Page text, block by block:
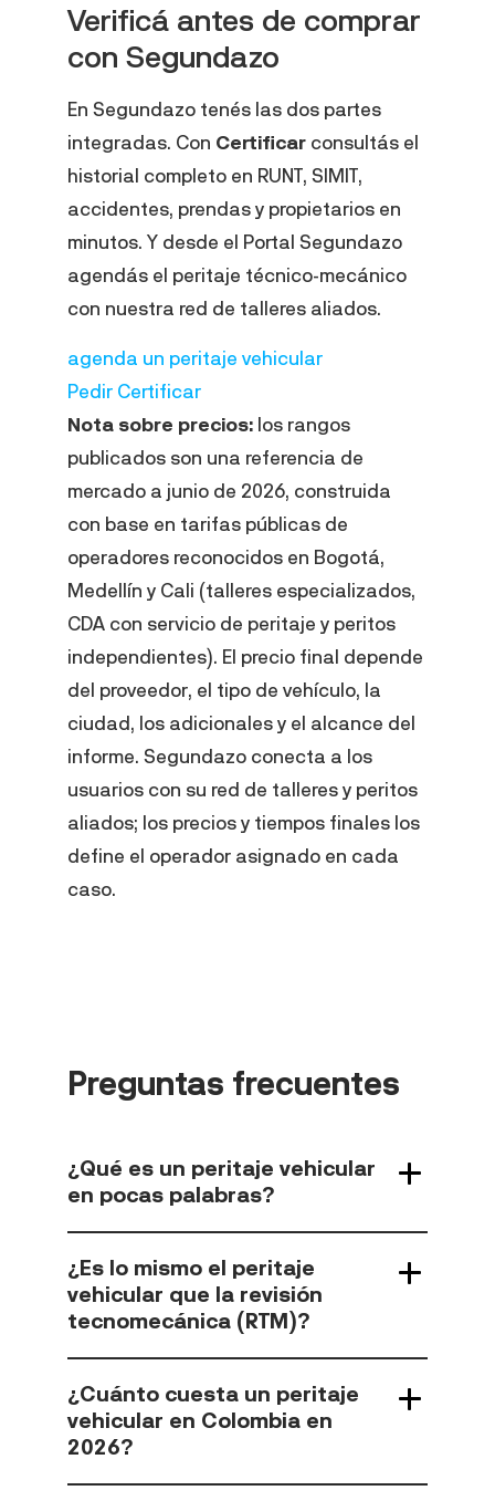
Verificá antes de comprar
con Segundazo
En Segundazo tenés las dos partes
integradas. Con Certificar consultás el
historial completo en RUNT, SIMIT,
accidentes, prendas y propietarios en
minutos. Y desde el Portal Segundazo
agendás el peritaje técnico-mecánico
con nuestra red de talleres aliados.
agenda un peritaje vehicular
Pedir Certificar
Nota sobre precios: los rangos
publicados son una referencia de
mercado a junio de 2026, construida
con base en tarifas públicas de
operadores reconocidos en Bogotá,
Medellín y Cali (talleres especializados,
CDA con servicio de peritaje y peritos
independientes). El precio final depende
del proveedor, el tipo de vehículo, la
ciudad, los adicionales y el alcance del
informe. Segundazo conecta a los
usuarios con su red de talleres y peritos
aliados; los precios y tiempos finales los
define el operador asignado en cada
caso.
Preguntas frecuentes
¿Qué es un peritaje vehicular
en pocas palabras?
¿Es lo mismo el peritaje
vehicular que la revisión
tecnomecánica (RTM)?
¿Cuánto cuesta un peritaje
vehicular en Colombia en
2026?